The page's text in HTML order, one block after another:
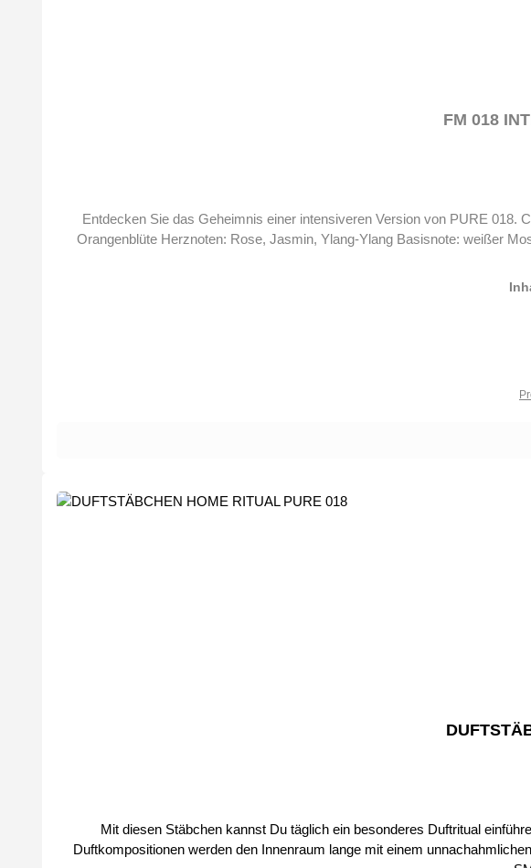
FM 018
Entdecken Sie das Geheimnis einer intensiveren Version von PURE 018.
Orangenblüte Herznoten: Rose, Jasmin, Ylang-Ylang Basisnote: weißer
Mit diesen Stäbchen kannst Du täglich ein besonderes Duftritual einführen.
Duftkompositionen werden den Innenraum lange mit einem unnachahmlichen Duft erfüllen